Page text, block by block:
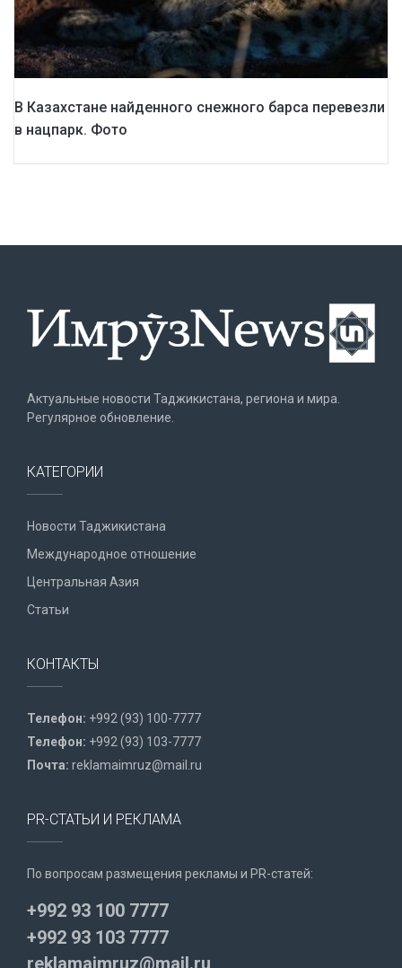
В Казахстане найденного снежного барса перевезли
в нацпарк. Фото
Актуальные новости Таджикистана, региона и мира.
Регулярное обновление.
КАТЕГОРИИ
Новости Таджикистана
Международное отношение
Центральная Азия
Статьи
КОНТАКТЫ
Телефон: +992 (93) 100-7777
Телефон: +992 (93) 103-7777
Почта: reklamaimruz@mail.ru
PR-СТАТЬИ И РЕКЛАМА
По вопросам размещения рекламы и PR-статей:
+992 93 100 7777
+992 93 103 7777